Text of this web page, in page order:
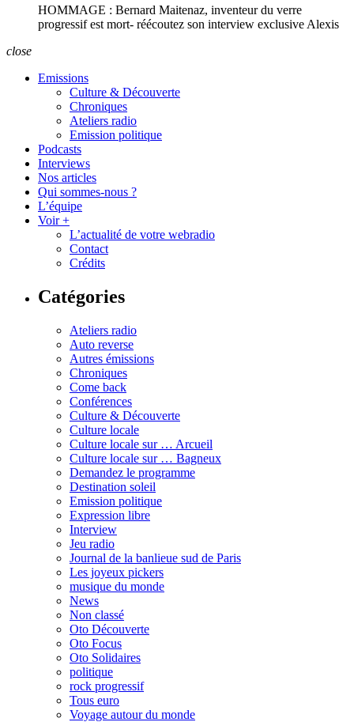
HOMMAGE : Bernard Maitenaz, inventeur du verre
progressif est mort- réécoutez son interview exclusive Alexis
close
Emissions
Culture & Découverte
Chroniques
Ateliers radio
Emission politique
Podcasts
Interviews
Nos articles
Qui sommes-nous ?
L’équipe
Voir +
L’actualité de votre webradio
Contact
Crédits
Catégories
Ateliers radio
Auto reverse
Autres émissions
Chroniques
Come back
Conférences
Culture & Découverte
Culture locale
Culture locale sur … Arcueil
Culture locale sur … Bagneux
Demandez le programme
Destination soleil
Emission politique
Expression libre
Interview
Jeu radio
Journal de la banlieue sud de Paris
Les joyeux pickers
musique du monde
News
Non classé
Oto Découverte
Oto Focus
Oto Solidaires
politique
rock progressif
Tous euro
Voyage autour du monde